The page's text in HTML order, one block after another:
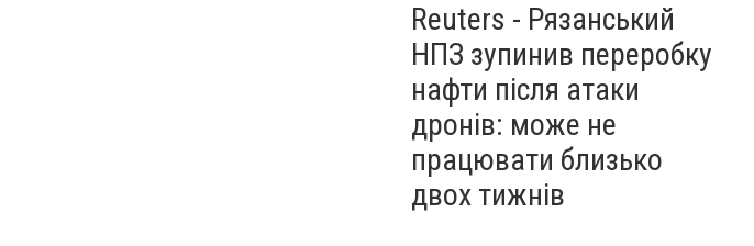
Reuters - Рязанський
НПЗ зупинив переробку
нафти після атаки
дронів: може не
працювати близько
двох тижнів